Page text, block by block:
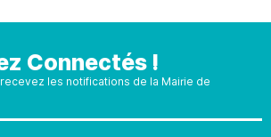
Connectés !
les notifications de la Mairie de